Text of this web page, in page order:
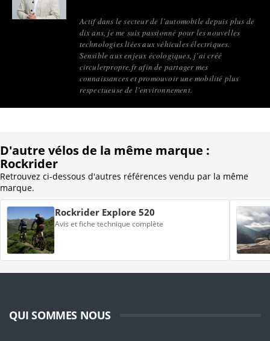
Actif dans le secteur de l’automobile depuis plus de
dix ans, je me suis passionné pour les nouvelles
technologies liées aux véhicules électriques.
Sensible aux enjeux écologiques, j’ai créé
circulerpropre.fr afin de partager mes
connaissances et promouvoir une mobilité plus
respectueuse de l’environnement.
D'autre vélos de la même marque :
Rockrider
Retrouvez ci-dessous d'autres références vendu par la même
marque.
Rockrider Explore 520
Avis et fiche technique complète
QUI SOMMES NOUS